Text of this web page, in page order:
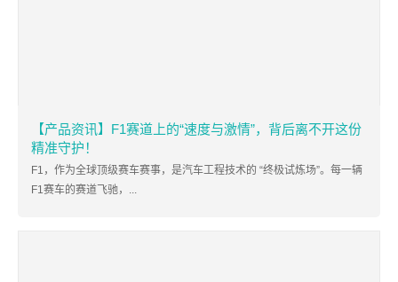
【产品资讯】F1赛道上的“速度与激情”，背后离不开这份
精准守护！
F1，作为全球顶级赛车赛事，是汽车工程技术的 “终极试炼场”。每一辆
F1赛车的赛道飞驰，...